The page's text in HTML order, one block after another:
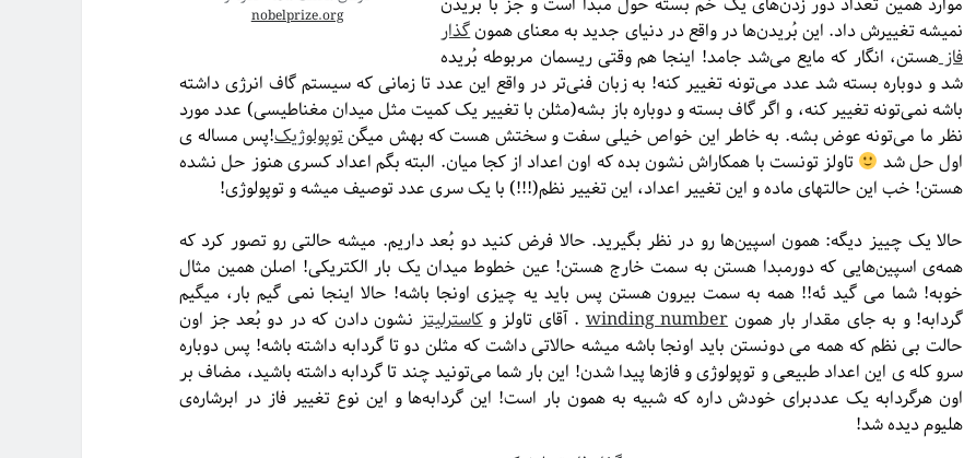
nobelprize.org
نمیشه تغییرش داد. این بُریدن‌ها در واقع در دنیای جدید به معنای همونگذار
فازهستن، انگار که مایع می‌شد جامد! اینجا هم وقتی ریسمان مربوطه بُریده
شد و دوباره بسته شد عدد می‌تونه تغییر کنه! به زبان فنی‌تر در واقع این عدد تا زمانی که سیستم گاف انرژی داشته
باشه نمی‌تونه تغییر کنه، و اگر گاف بسته و دوباره باز بشه(مثلن با تغییر یک کمیت مثل میدان مغناطیسی) عدد مورد
نظر ما می‌تونه عوض بشه. به خاطر این خواص خیلی سفت و سختش هست که بهش میگنتوپولوژیک!پس مساله ی
اول حل شد
تاولز تونست با همکاراش نشون بده که اون اعداد از کجا میان. البته بگم اعداد کسری هنوز حل نشده
هستن! خب این حالتهای ماده و این تغییر اعداد، این تغییر نظم(!!!) با یک سری عدد توصیف میشه و توپولوژی!
حالا یک چییز دیگه: همون اسپین‌ها رو در نظر بگیرید. حالا فرض کنید دو بُعد داریم. میشه حالتی رو تصور کرد که
همه‌ی اسپین‌هایی که دورمبدا هستن به سمت خارج هستن! عین خطوط میدان یک بار الکتریکی! اصلن همین مثال
خوبه! شما می گید ئه!! همه به سمت بیرون هستن پس باید یه چیزی اونجا باشه! حالا اینجا نمی گیم بار، میگیم
گردابه! و به جای مقدار بار همون winding number. آقای تاولز وکاسترلیتز نشون دادن که در دو بُعد جز اون
حالت بی نظم که همه می دونستن باید اونجا باشه میشه حالاتی داشت که مثلن دو تا گردابه داشته باشه! پس دوباره
سرو کله ی این اعداد طبیعی و توپولوژی و فازها پیدا شدن! این بار شما می‌تونید چند تا گردابه‌ داشته باشید، مضاف بر
اون هرگردابه یک عددبرای خودش داره که شبیه به همون بار است! این گردابه‌ها و این نوع تغییر فاز در ابرشاره‌ی
هلیوم دیده شد!